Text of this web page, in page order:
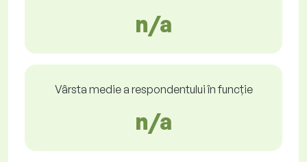
n/a
Vârsta medie a respondentului în funcție
n/a